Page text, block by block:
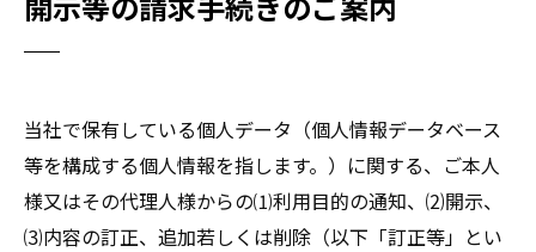
開示等の請求手続きのご案内
当社で保有している個人データ（個人情報データベース
等を構成する個人情報を指します。）に関する、ご本人
様又はその代理人様からの⑴利用目的の通知、⑵開示、
⑶内容の訂正、追加若しくは削除（以下「訂正等」とい